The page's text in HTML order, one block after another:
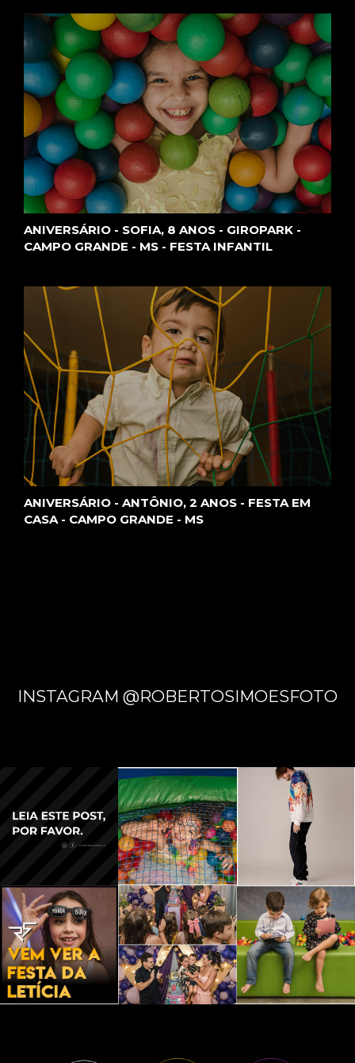
ANIVERSÁRIO - SOFIA, 8 ANOS - GIROPARK -
CAMPO GRANDE - MS - FESTA INFANTIL
ANIVERSÁRIO - ANTÔNIO, 2 ANOS - FESTA EM
CASA - CAMPO GRANDE - MS
INSTAGRAM @ROBERTOSIMOESFOTO